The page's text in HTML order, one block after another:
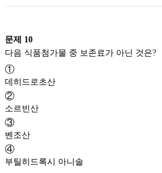
문제 10
다음 식품첨가물 중 보존료가 아닌 것은?
①
데히드로초산
②
소르빈산
③
벤조산
④
부틸히드록시 아니솔